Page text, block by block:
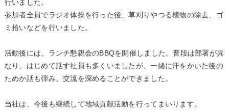
行いました。
参加者全員でラジオ体操を行った後、草刈りやつる植物の除去、ゴ
ミ拾いなどを行いました。
活動後には、ランチ懇親会のBBQを開催しました。普段は部署が異
なり、はじめて話す社員も多くいましたが、一緒に汗をかいた後の
ためか話も弾み、交流を深めることができました。
当社は、今後も継続して地域貢献活動を行ってまいります。